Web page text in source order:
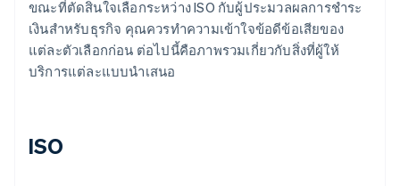
ขณะที่ตัดสินใจเลือกระหว่าง ISO กับผู้ประมวลผลการชําระ
เงินสําหรับธุรกิจ คุณควรทําความเข้าใจข้อดีข้อเสียของ
แต่ละตัวเลือกก่อน ต่อไปนี้คือภาพรวมเกี่ยวกับสิ่งที่ผู้ให้
บริการแต่ละแบบนำเสนอ
ISO